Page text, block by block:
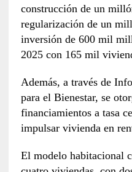
construcción de un
regularización de un
inversión de 600 mil
2025 con 165 mil
Además, a través de
para el Bienestar, se
financiamientos a tasa
impulsar vivienda en
El modelo habitacional